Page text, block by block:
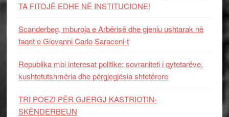
TA FITOJË EDHE NË INSTITUCIONE!
Scanderbeg, mburoja e Arbërisë dhe gjeniu ushtarak në
faqet e Giovanni Carlo Saraceni-t
Republika mbi interesat politike: sovraniteti i qytetarëve,
kushtetutshmëria dhe përgjegjësia shtetërore
TRI POEZI PËR GJERGJ KASTRIOTIN-
SKËNDERBEUN